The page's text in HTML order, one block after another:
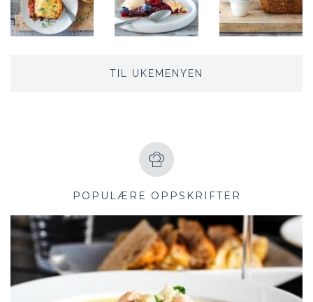
TIL UKEMENYEN
POPULÆRE OPPSKRIFTER